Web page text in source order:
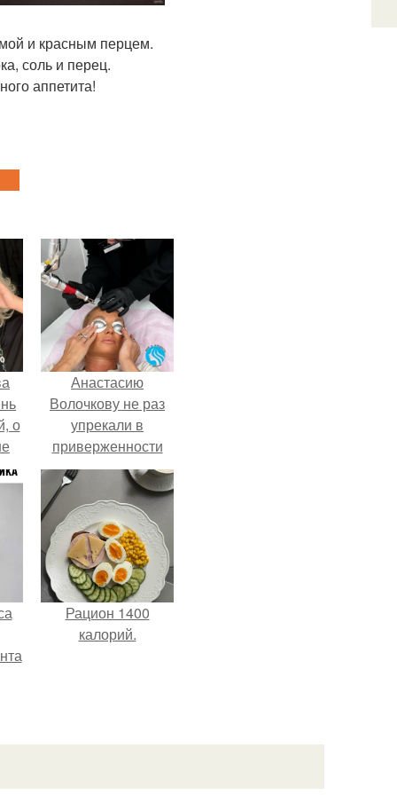
и красным перцем.
соль и перец.
аппетита!
о
Анастасию
Волочкову не раз
упрекали в
приверженности
устаревшим бьюти -
процедурам.
Рацион 1400
калорий.